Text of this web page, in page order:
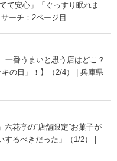
て安心」「ぐっすり眠れま
ーチ：2ページ目
番うまいと思う店はどこ？
キの日」！】（2/4） | 兵庫県
六花亭の“店舗限定”お菓子が
るべきだった」（1/2） |